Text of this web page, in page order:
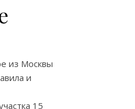
из Москвы
и
15